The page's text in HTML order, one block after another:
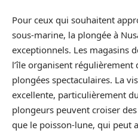
Pour ceux qui souhaitent
sous-marine, la plongée à
exceptionnels. Les magasins
l’île organisent régulièrement
plongées spectaculaires. La
excellente, particulièrement
plongeurs peuvent croiser
que le poisson-lune, qui peut